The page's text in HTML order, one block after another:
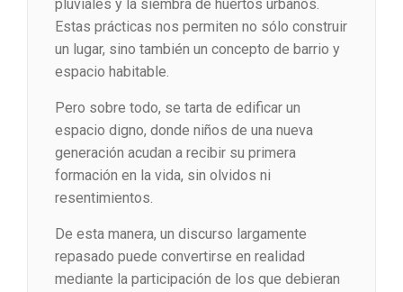
pluviales y la siembra de huertos urbanos.
Estas prácticas nos permiten no sólo construir
un lugar, sino también un concepto de barrio y
espacio habitable.
Pero sobre todo, se tarta de edificar un
espacio digno, donde niños de una nueva
generación acudan a recibir su primera
formación en la vida, sin olvidos ni
resentimientos.
De esta manera, un discurso largamente
repasado puede convertirse en realidad
mediante la participación de los que debieran